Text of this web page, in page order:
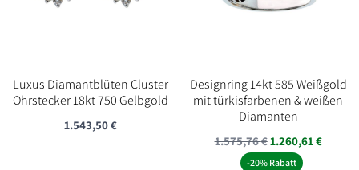
Luxus Diamantblüten Cluster
Ohrstecker 18kt 750 Gelbgold
1.543,50€
Designring 14kt 585 Weißgold
mit türkisfarbenen & weißen
Diamanten
1.575,76€1.260,61€
-20% Rabatt